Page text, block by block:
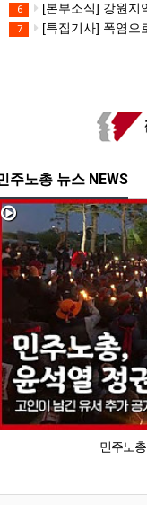
6 [본부소식] 강원지
7 [특집기사] 폭염으
주노총 뉴스 NEWS
민주노